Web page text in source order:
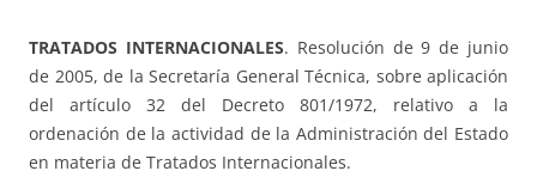
TRATADOS INTERNACIONALES. Resolución de 9 de junio
de 2005, de la Secretaría General Técnica, sobre aplicación
del artículo 32 del Decreto 801/1972, relativo a la
ordenación de la actividad de la Administración del Estado
en materia de Tratados Internacionales.